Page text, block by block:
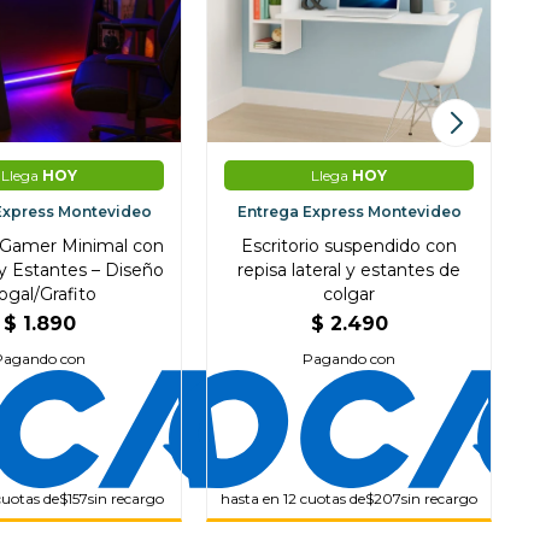
Llega HOY
Montevideo
Minimal con
Estantes – Diseño
Grafito
$ 1.890
con
de$157sin recargo
Llega HOY
Entrega Express Montevideo
Escritorio suspendido con
repisa lateral y estantes de
colgar
$ 2.490
Pagando con
hasta en 12 cuotas de$207sin recargo